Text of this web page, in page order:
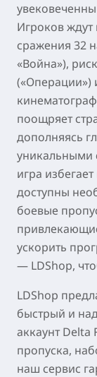
Игроков
сражения 32
«Война»),
(«Операции»)
поощряет
дополняясь
уникальными
игра
доступны
боевые
ускорить
— LDShop,
LDShop
быстрый и
аккаунт Delta
пропуска,
наш сервис